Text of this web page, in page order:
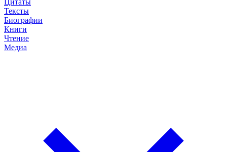
Цитаты
Тексты
Биографии
Книги
Чтение
Медиа